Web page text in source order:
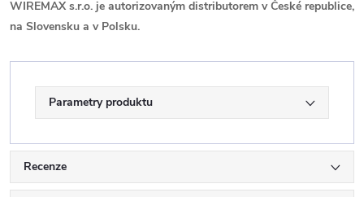
WIREMAX s.r.o. je autorizovaným distributorem v České republice,
na Slovensku a v Polsku.
Parametry produktu
Recenze